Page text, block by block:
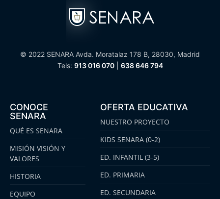
© 2022 SENARA Avda. Moratalaz 178 B, 28030, Madrid
Tels: 913 016 070| 638 646 794
CONOCE
SENARA
QUÉ ES SENARA
MISIÓN VISIÓN Y
VALORES
HISTORIA
EQUIPO
OFERTA EDUCATIVA
NUESTRO PROYECTO
KIDS SENARA (0-2)
ED. INFANTIL (3-5)
ED. PRIMARIA
ED. SECUNDARIA